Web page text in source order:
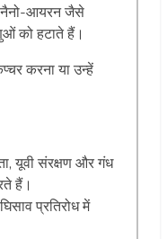
नैनो-आयरन जैसे
को हटाते हैं।
करना या उन्हें
यूवी संरक्षण और गंध
हैं।
प्रतिरोध में